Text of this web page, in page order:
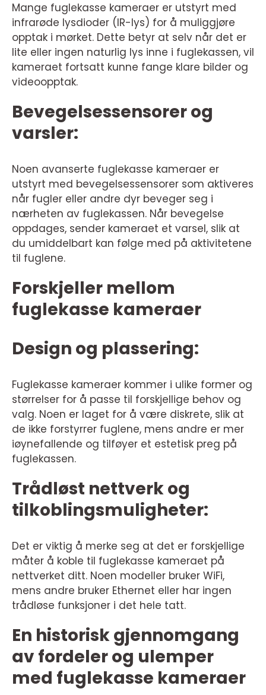
Mange fuglekasse kameraer er utstyrt med
infrarøde lysdioder (IR-lys) for å muliggjøre
opptak i mørket. Dette betyr at selv når det er
lite eller ingen naturlig lys inne i fuglekassen, vil
kameraet fortsatt kunne fange klare bilder og
videoopptak.
Bevegelsessensorer og
varsler:
Noen avanserte fuglekasse kameraer er
utstyrt med bevegelsessensorer som aktiveres
når fugler eller andre dyr beveger seg i
nærheten av fuglekassen. Når bevegelse
oppdages, sender kameraet et varsel, slik at
du umiddelbart kan følge med på aktivitetene
til fuglene.
Forskjeller mellom
fuglekasse kameraer
Design og plassering:
Fuglekasse kameraer kommer i ulike former og
størrelser for å passe til forskjellige behov og
valg. Noen er laget for å være diskrete, slik at
de ikke forstyrrer fuglene, mens andre er mer
iøynefallende og tilføyer et estetisk preg på
fuglekassen.
Trådløst nettverk og
tilkoblingsmuligheter:
Det er viktig å merke seg at det er forskjellige
måter å koble til fuglekasse kameraet på
nettverket ditt. Noen modeller bruker WiFi,
mens andre bruker Ethernet eller har ingen
trådløse funksjoner i det hele tatt.
En historisk gjennomgang
av fordeler og ulemper
med fuglekasse kameraer